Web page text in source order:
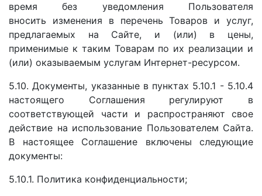
время без уведомления Пользователя
вносить
изменения в перечень Товаров и услуг,
предлагаемых на Сайте, и (или) в цены,
применимые к таким Товарам по их реализации и
(или) оказываемым услугам Интернет-ресурсом.
5.10. Документы, указанные в пунктах 5.10.1 - 5.10.4
настоящего Соглашения регулируют в
соответствующей части и распространяют свое
действие на использование Пользователем Сайта.
В настоящее Соглашение включены следующие
документы:
5.10.1. Политика конфиденциальности;